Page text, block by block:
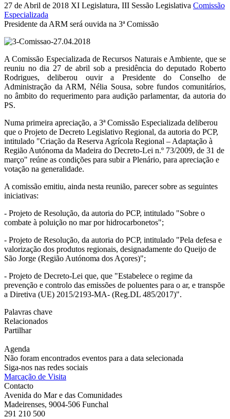
27 de Abril de 2018 XI Legislatura, III Sessão Legislativa Comissão
Especializada
Presidente da ARM será ouvida na 3ª Comissão
A Comissão Especializada de Recursos Naturais e Ambiente, que se
reuniu no dia 27 de abril sob a presidência do deputado Roberto
Rodrigues, deliberou ouvir a Presidente do Conselho de
Administração da ARM, Nélia Sousa, sobre fundos comunitários,
no âmbito do requerimento para audição parlamentar, da autoria do
PS.
Numa primeira apreciação, a 3ª Comissão Especializada deliberou
que o Projeto de Decreto Legislativo Regional, da autoria do PCP,
intitulado "Criação da Reserva Agrícola Regional – Adaptação à
Região Autónoma da Madeira do Decreto-Lei n.º 73/2009, de 31 de
março" reúne as condições para subir a Plenário, para apreciação e
votação na generalidade.
A comissão emitiu, ainda nesta reunião, parecer sobre as seguintes
iniciativas:
- Projeto de Resolução, da autoria do PCP, intitulado "Sobre o
combate à poluição no mar por hidrocarbonetos";
- Projeto de Resolução, da autoria do PCP, intitulado "Pela defesa e
valorização dos produtos regionais, designadamente do Queijo de
São Jorge (Região Autónoma dos Açores)";
- Projeto de Decreto-Lei que, que "Estabelece o regime da
prevenção e controlo das emissões de poluentes para o ar, e transpõe
a Diretiva (UE) 2015/2193-MA- (Reg.DL 485/2017)".
Palavras chave
Relacionados
Partilhar
Agenda
Não foram encontrados eventos para a data selecionada
Siga-nos nas redes sociais
Marcação de Visita
Contacto
Avenida do Mar e das Comunidades
Madeirenses, 9004-506 Funchal
291 210 500